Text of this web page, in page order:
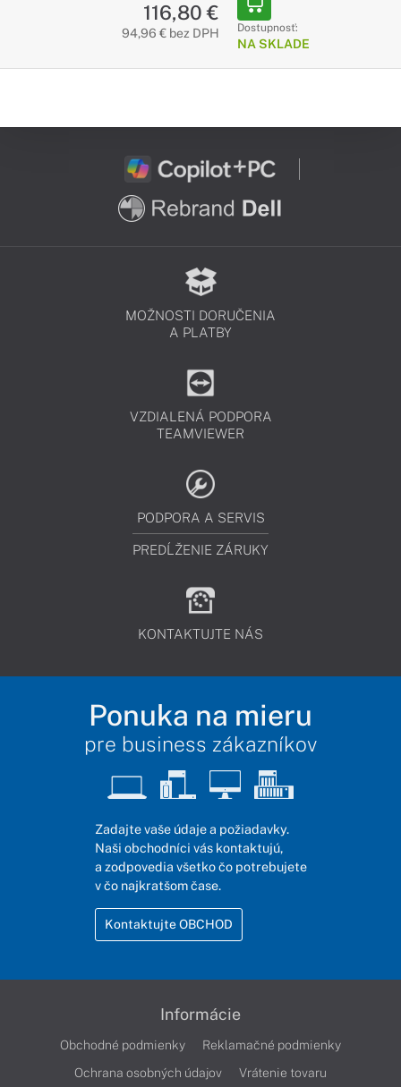
116,80 €
94,96 € bez DPH Dostupnosť:
NA SKLADE
MOŽNOSTI DORUČENIA
A PLATBY
VZDIALENÁ PODPORA
TEAMVIEWER
PODPORA A SERVIS
PREDĹŽENIE ZÁRUKY
KONTAKTUJTE NÁS
Ponuka na mieru
pre business zákazníkov
Zadajte vaše údaje a požiadavky.
Naši obchodníci vás kontaktujú,
a zodpovedia všetko čo potrebujete
v čo najkratšom čase.
Kontaktujte OBCHOD
Informácie
Obchodné podmienky
Reklamačné podmienky
Ochrana osobných údajov
Vrátenie tovaru